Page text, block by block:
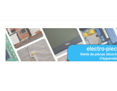
content